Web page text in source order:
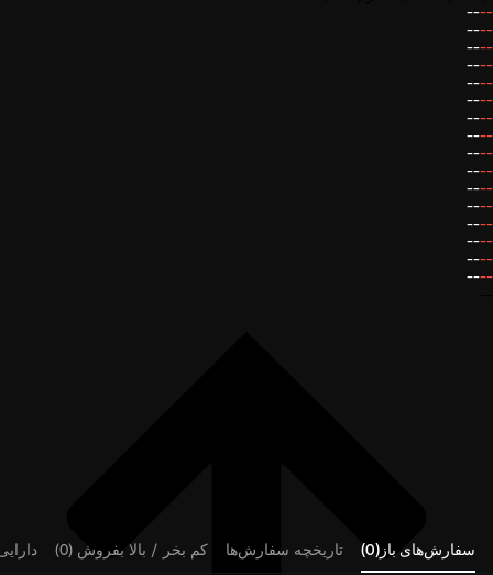
--
--
--
--
--
--
--
--
--
--
--
--
--
--
--
--
--
--
--
--
--
--
--
--
--
--
--
--
--
--
--
--
سفارش‌های باز(0) تاریخچه سفارش‌ها کم بخر / بالا بفروش (0)